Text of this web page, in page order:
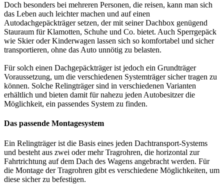
Doch besonders bei mehreren Personen, die reisen, kann man sich
das Leben auch leichter machen und auf einen
Autodachgepäckträger setzen, der mit seiner Dachbox genügend
Stauraum für Klamotten, Schuhe und Co. bietet. Auch Sperrgepäck
wie Skier oder Kinderwagen lassen sich so komfortabel und sicher
transportieren, ohne das Auto unnötig zu belasten.
Für solch einen Dachgepäckträger ist jedoch ein Grundträger
Voraussetzung, um die verschiedenen Systemträger sicher tragen zu
können. Solche Relingträger sind in verschiedenen Varianten
erhältlich und bieten damit für nahezu jeden Autobesitzer die
Möglichkeit, ein passendes System zu finden.
Das passende Montagesystem
Ein Relingträger ist die Basis eines jeden Dachtransport-Systems
und besteht aus zwei oder mehr Tragrohren, die horizontal zur
Fahrtrichtung auf dem Dach des Wagens angebracht werden. Für
die Montage der Tragrohren gibt es verschiedene Möglichkeiten, um
diese sicher zu befestigen.